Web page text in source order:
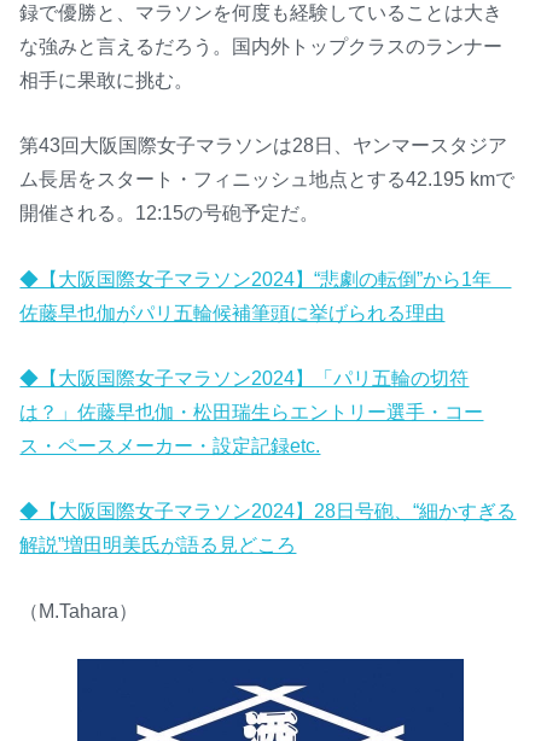
録で優勝と、マラソンを何度も経験していることは大き
な強みと言えるだろう。国内外トップクラスのランナー
相手に果敢に挑む。
第43回大阪国際女子マラソンは28日、ヤンマースタジア
ム長居をスタート・フィニッシュ地点とする42.195 kmで
開催される。12:15の号砲予定だ。
◆【大阪国際女子マラソン2024】“悲劇の転倒”から1年
佐藤早也伽がパリ五輪候補筆頭に挙げられる理由
◆【大阪国際女子マラソン2024】「パリ五輪の切符
は？」佐藤早也伽・松田瑞生らエントリー選手・コー
ス・ペースメーカー・設定記録etc.
◆【大阪国際女子マラソン2024】28日号砲、“細かすぎる
解説”増田明美氏が語る見どころ
（M.Tahara）